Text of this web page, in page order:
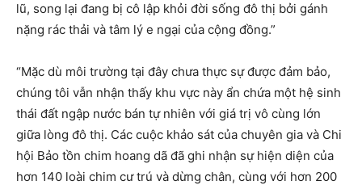
lũ, song lại đang bị cô lập khỏi đời sống đô thị bởi gánh
nặng rác thải và tâm lý e ngại của cộng đồng.”
“Mặc dù môi trường tại đây chưa thực sự được đảm bảo,
chúng tôi vẫn nhận thấy khu vực này ẩn chứa một hệ sinh
thái đất ngập nước bán tự nhiên với giá trị vô cùng lớn
giữa lòng đô thị. Các cuộc khảo sát của chuyên gia và Chi
hội Bảo tồn chim hoang dã đã ghi nhận sự hiện diện của
hơn 140 loài chim cư trú và dừng chân, cùng với hơn 200